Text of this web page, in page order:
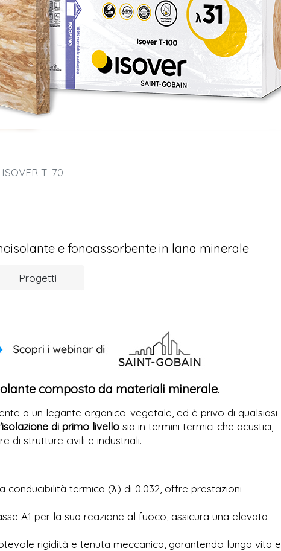
ISOVER T-70
e fonoassorbente in lana minerale
Progetti
composto da materiali minerale.
a un legante organico-vegetale, ed è privo di qualsiasi
di primo livello sia in termini termici che acustici,
di strutture civili e industriali.
conducibilità termica (λ) di 0.032, offre prestazioni
A1 per la sua reazione al fuoco, assicura una elevata
rigidità e tenuta meccanica, garantendo lunga vita e